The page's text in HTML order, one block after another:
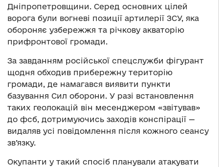
Дніпропетровщини. Серед основних цілей
ворога були вогневі позиції артилерії ЗСУ, яка
обороняє узбережжя та річкову акваторію
прифронтової громади.
За завданням російської спецслужби фігурант
щодня обходив прибережну територію
громади, де намагався виявити пункти
базування Сил оборони. У разі встановлення
таких геолокацій він месенджером «звітував»
до фсб, дотримуючись заходів конспірації —
видаляв усі повідомлення після кожного сеансу
зв’язку.
Окупанти у такий спосіб планували атакувати